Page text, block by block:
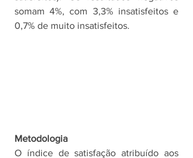
somam 4%, com 3,3% insatisfeitos e
0,7% de muito insatisfeitos.
Metodologia
O índice de satisfação atribuído aos